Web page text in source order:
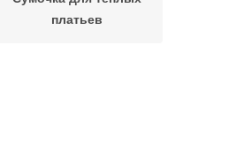
платьев